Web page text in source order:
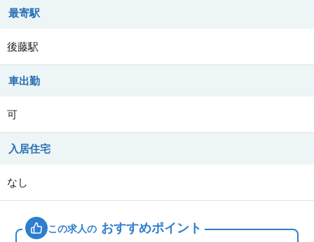
最寄駅
後藤駅
車出勤
可
入居住宅
なし
この求人の おすすめポイント